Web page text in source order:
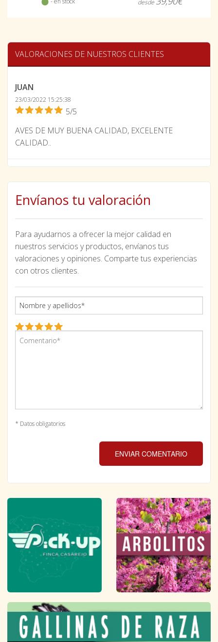
desde
VALORACIONES DE NUESTROS CLIENTES
JUAN
23/03/2022 15:25:38
5/5
AVES DE MUY BUENA CALIDAD, EXCELENTE
CALIDAD..
Envíanos tu valoración
Para ayudarnos a ofrecer la mejor calidad en
nuestros servicios y productos, envíanos tus
valoraciones y opiniones. Comparte tus experiencias
con otros clientes.
* Datos obligatorios
ENVIAR COMENTARIO